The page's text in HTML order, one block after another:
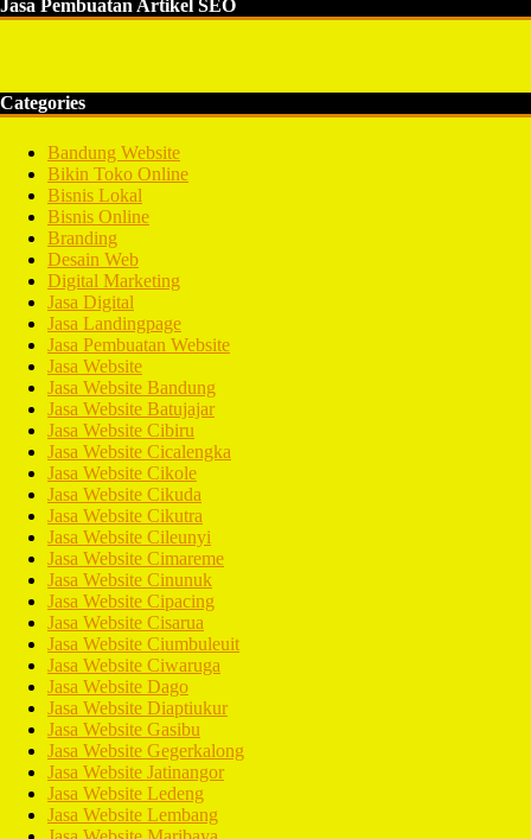
Jasa Pembuatan Artikel SEO
Categories
Bandung Website
Bikin Toko Online
Bisnis Lokal
Bisnis Online
Branding
Desain Web
Digital Marketing
Jasa Digital
Jasa Landingpage
Jasa Pembuatan Website
Jasa Website
Jasa Website Bandung
Jasa Website Batujajar
Jasa Website Cibiru
Jasa Website Cicalengka
Jasa Website Cikole
Jasa Website Cikuda
Jasa Website Cikutra
Jasa Website Cileunyi
Jasa Website Cimareme
Jasa Website Cinunuk
Jasa Website Cipacing
Jasa Website Cisarua
Jasa Website Ciumbuleuit
Jasa Website Ciwaruga
Jasa Website Dago
Jasa Website Diaptiukur
Jasa Website Gasibu
Jasa Website Gegerkalong
Jasa Website Jatinangor
Jasa Website Ledeng
Jasa Website Lembang